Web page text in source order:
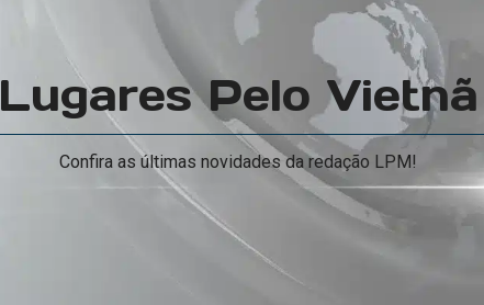
Lugares Pelo Vietnã
Confira as últimas novidades da redação LPM!